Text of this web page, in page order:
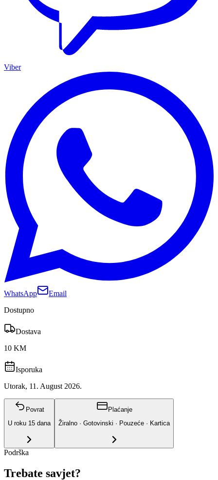
Viber
WhatsApp
Email
Dostupno
Dostava
10 KM
Isporuka
Utorak, 11. August 2026.
Povrat
U roku 15 dana
Plaćanje
Žiralno · Gotovinski · Pouzeće · Kartica
Podrška
Trebate savjet?